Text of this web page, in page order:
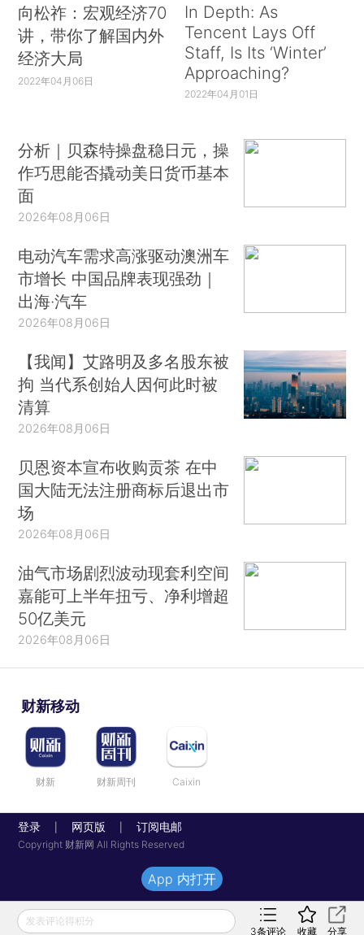
向松祚：宏观经济70
讲，带你了解国内外
经济大局
2022年04月06日
In Depth: As
Tencent Lays Off
Staff, Is Its ‘Winter’
Approaching?
2022年04月01日
分析｜贝森特操盘稳日元，操
作巧思能否撬动美日货币基本
面
2026年08月06日
电动汽车需求高涨驱动澳洲车
市增长 中国品牌表现强劲｜
出海·汽车
2026年08月06日
【我闻】艾路明及多名股东被
拘 当代系创始人因何此时被
清算
2026年08月06日
贝恩资本宣布收购贡茶 在中
国大陆无法注册商标后退出市
场
2026年08月06日
油气市场剧烈波动现套利空间
嘉能可上半年扭亏、净利增超
50亿美元
2026年08月06日
财新移动
财新 财新周刊 Caixin
登录 网页版 订阅电邮
Copyright 财新网 All Rights Reserved
发表评论得积分
3条评论 收藏 分享
App 内打开